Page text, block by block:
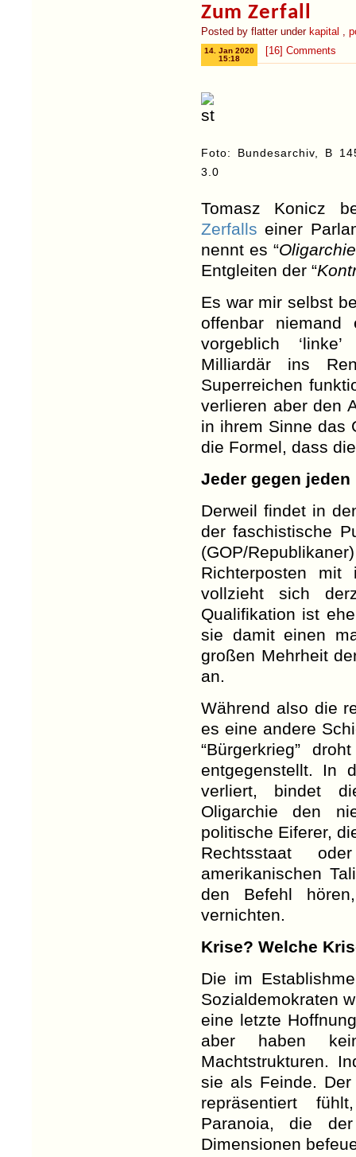
Zum Zerfall
Posted by flatter under kapital
[16] Comments
14. Jan 2020
15:18
Foto: Bundesarchiv, B
3.0
Tomasz Konicz
Zerfalls einer
nennt es “
Entgleiten der “
Es war mir selbst
offenbar
vorgeblich
Milliardär ins
Superreichen
verlieren aber den
in ihrem Sinne das
die Formel, dass
Jeder gegen jeden
Derweil findet in
der faschistische
(GOP/
Richterposten mit
vollzieht sich
Qualifikation ist
sie damit einen
großen Mehrheit
an.
Während also die
es eine andere
“Bürgerkrieg”
entgegenstellt. In
verliert, bindet
Oligarchie den
politische Eiferer,
Rechtsstaat
amerikanischen
den Befehl
vernichten.
Krise? Welche
Die im
Sozialdemokraten
eine letzte
aber haben
Machtstrukturen.
sie als Feinde.
repräsentiert
Paranoia, die
Dimensionen